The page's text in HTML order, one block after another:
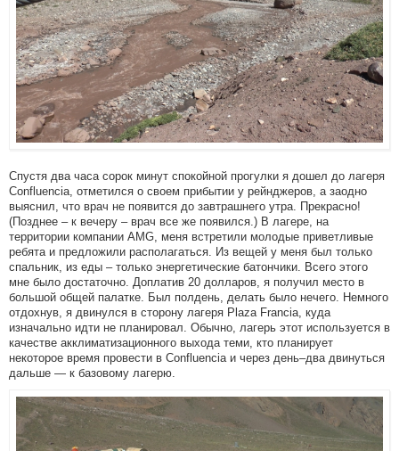
Спустя два часа сорок минут спокойной прогулки я дошел до лагеря
Confluencia, отметился о своем прибытии у рейнджеров, а заодно
выяснил, что врач не появится до завтрашнего утра. Прекрасно!
(Позднее – к вечеру – врач все же появился.) В лагере, на
территории компании AMG, меня встретили молодые приветливые
ребята и предложили располагаться. Из вещей у меня был только
спальник, из еды – только энергетические батончики. Всего этого
мне было достаточно. Доплатив 20 долларов, я получил место в
большой общей палатке. Был полдень, делать было нечего. Немного
отдохнув, я двинулся в сторону лагеря Plaza Francia, куда
изначально идти не планировал. Обычно, лагерь этот используется в
качестве акклиматизационного выхода теми, кто планирует
некоторое время провести в Confluencia и через день–два двинуться
дальше — к базовому лагерю.